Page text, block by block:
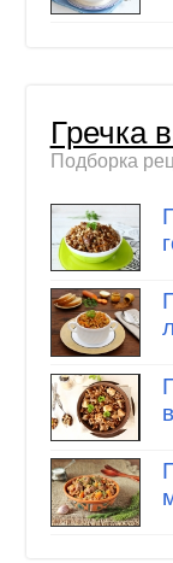
Гречка
Подборка